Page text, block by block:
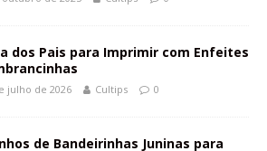
dos Pais para Imprimir com Enfeites
julho de 2026 Cultips 0
de Bandeirinhas Juninas para